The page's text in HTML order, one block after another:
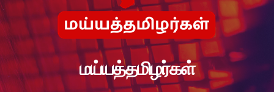
மய்யத்தமிழர்கள்